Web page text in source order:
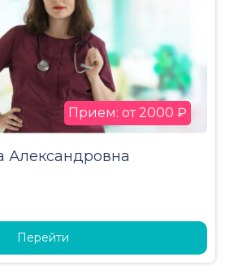
Александровна
Прием: от 2000 ₽
Перейти